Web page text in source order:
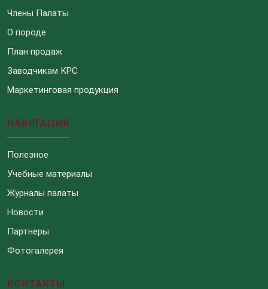
Члены Палаты
О породе
План продаж
Заводчикам КРС
Маркетинговая продукция
НАВИГАЦИЯ
Полезное
Учебные материалы
Журналы палаты
Новости
Партнеры
Фотогалерея
КОНТАКТЫ